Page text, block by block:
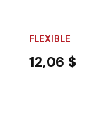
FLEXIBLE
12,06 $